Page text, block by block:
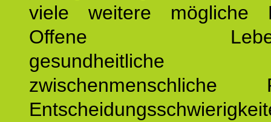
viele weitere mögliche
Offene
zwischenmenschliche